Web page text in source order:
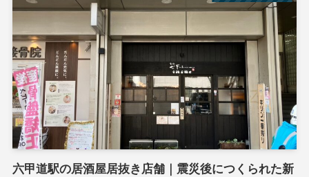
六甲道駅の居酒屋居抜き店舗｜震災後につくられた新